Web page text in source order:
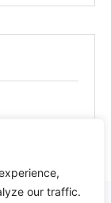
our traffic.